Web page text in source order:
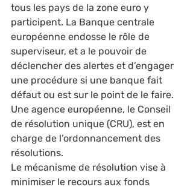
tous les pays de la zone euro y
participent. La Banque centrale
européenne endosse le rôle de
superviseur, et a le pouvoir de
déclencher des alertes et d’engager
une procédure si une banque fait
défaut ou est sur le point de le faire.
Une agence européenne, le Conseil
de résolution unique (CRU), est en
charge de l’ordonnancement des
résolutions.
Le mécanisme de résolution vise à
minimiser le recours aux fonds